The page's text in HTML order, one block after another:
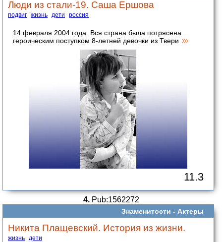
Люди из стали-19. Саша Ершова
подвиг жизнь дети россия
14 февраля 2004 года. Вся страна была потрясена
героическим поступком 8-летней девочки из Твери
11.3
4.Pub:1562272
Знаменитости - Актеры
Никита Плащевский. История из жизни.
жизнь дети